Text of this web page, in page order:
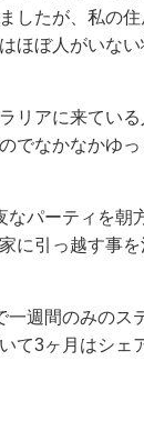
したが、私の
ほぼ人がいない
リアに来てい
でなかなかゆ
なパーティを朝
に引っ越す事を
一週間のみのス
て3ヶ月はシ